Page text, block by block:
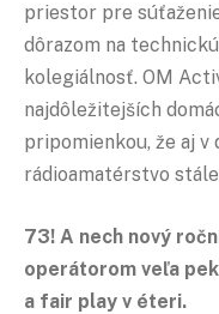
priestor pre
dôrazom na
kolegiálnosť. OM
najdôležitejších
pripomienkou, že aj
rádioamatérstvo
73! A nech nový
operátorom veľa
a fair play v éteri.